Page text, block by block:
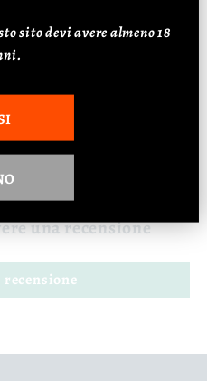
artigianale
Clienti
una recensione
sito devi avere almeno 18